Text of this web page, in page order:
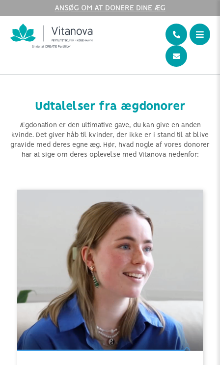
ANSØG OM AT DONERE DINE ÆG
Udtalelser fra ægdonorer
Ægdonation er den ultimative gave, du kan give en anden
kvinde. Det giver håb til kvinder, der ikke er i stand til at blive
gravide med deres egne æg. Hør, hvad nogle af vores donorer
har at sige om deres oplevelse med Vitanova nedenfor: